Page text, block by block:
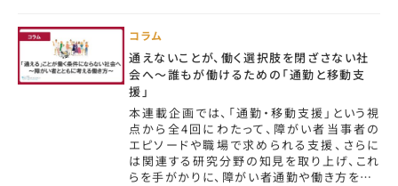
コラム
通えないことが、働く選択肢を閉ざさない社
会へ～誰もが働けるための「通勤と移動支
援」
本連載企画では、「通勤・移動支援」という視
点から全4回にわたって、障がい者当事者の
エピソードや職場で求められる支援、さらに
は関連する研究分野の知見を取り上げ、これ
らを手がかりに、障がい者通勤や働き方を…